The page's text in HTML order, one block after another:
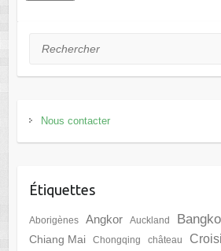
Rechercher
Nous contacter
Étiquettes
Aborigènes Angkor Auckland
Chiang Mai Chongqing château